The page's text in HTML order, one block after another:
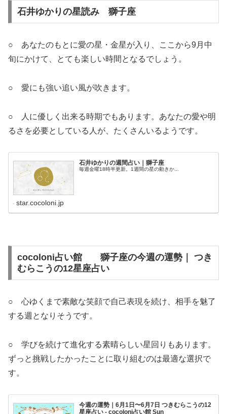
石井ゆかりの星読み 獅子座
○ あなたのもとに愛の星・金星が入り、ここから9月中
旬にかけて、とても楽しい時間となるでしょう。
○ 愛にも強い追い風が吹きます。
○ 人に優しく出来る時期でもあります。あなたの愛や明
るさを必要としている人が、たくさんいるようです。
石井ゆかりの週間占い｜獅子座
毎週金曜18時半更新。1週間の星の動きか...
star.cocoloni.jp
cocoloni占い館 獅子座の今週の運勢｜ つき
むらこうの12星座占い
○ 心ゆくまで素敵な笑顔で自己表現を続け、相手を魅了
する週となりそうです。
○ 学びを続けて進化する素晴らしい星回りもあります。
ずっと挑戦したかったことに取り組むのは最適な選択で
す。
今週の運勢｜6月1日〜6月7日 つきむらこうの12
星座占い - cocoloni占い館 Sun